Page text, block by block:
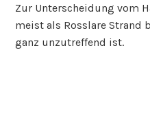
Zur Unterscheidung vom
meist als Rosslare Strand
ganz unzutreffend ist.